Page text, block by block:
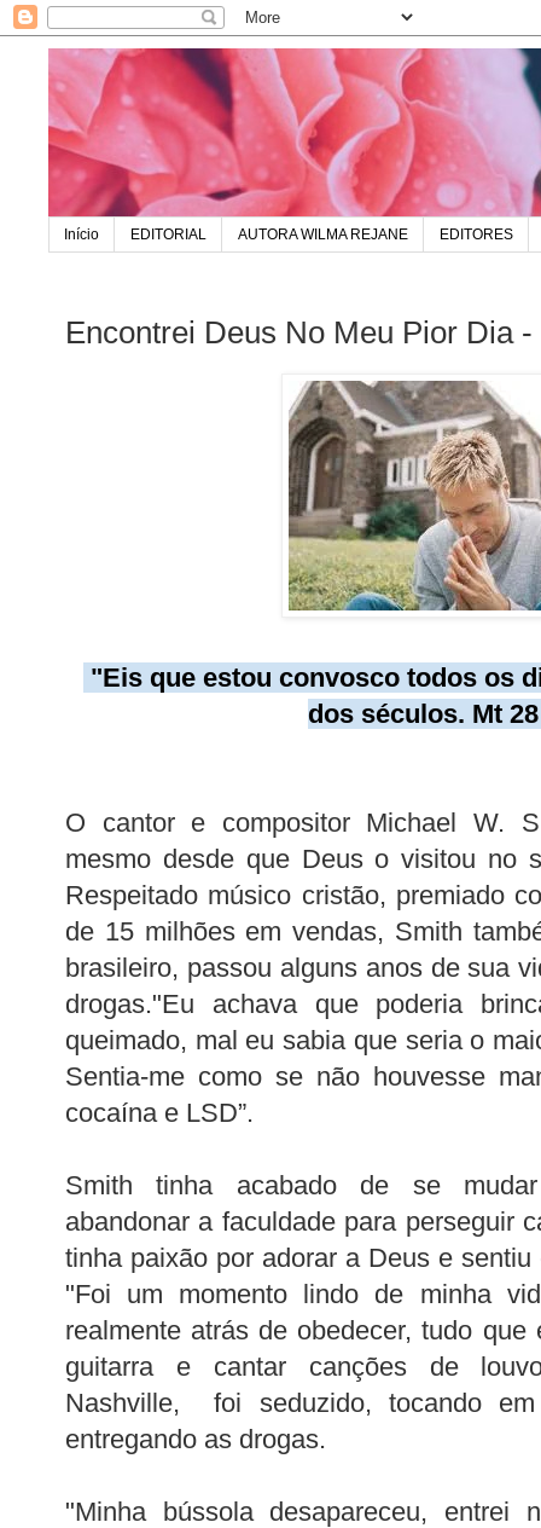
Início EDITORIAL AUTORA WILMA REJANE EDITORES
Encontrei Deus No Meu Pior Dia
"Eis que estou convosco todos os
dos séculos. Mt
O cantor e compositor Michael W.
mesmo desde que Deus o visitou no
Respeitado músico cristão, premiado
de 15 milhões em vendas, Smith
brasileiro, passou alguns anos de sua
drogas."Eu achava que poderia
queimado, mal eu sabia que seria o
Sentia-me como se não houvesse
cocaína e LSD”.
Smith tinha acabado de se
abandonar a faculdade para perseguir
tinha paixão por adorar a Deus e
"Foi um momento lindo de minha
realmente atrás de obedecer, tudo
guitarra e cantar canções de
Nashville, foi seduzido, tocando
entregando as drogas.
"Minha bússola desapareceu, entrei